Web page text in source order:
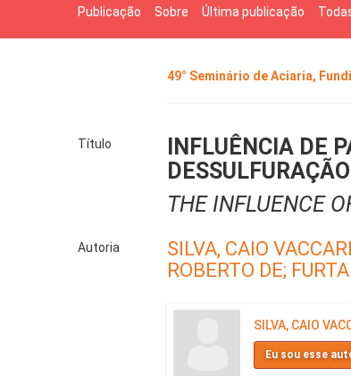
Publicação Sobre Última publicação
49° Seminário de Aciaria,
Título
INFLUÊNCIA DE
THE INFLUENCE
Autoria SILVA, CAIO
ROBERTO DE;
SILVA, CAIO
Eu sou esse